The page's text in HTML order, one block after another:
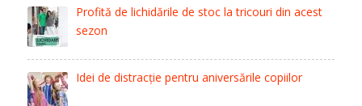
Profită de lichidările de stoc la tricouri din acest
sezon
Idei de distracție pentru aniversările copiilor